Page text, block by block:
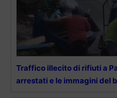
Traffico illecito di rifiuti a
arrestati e le immagini del